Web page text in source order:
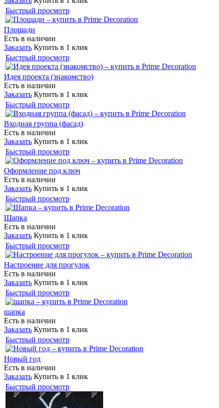
Быстрый просмотр
Площади
Есть в наличии
Заказать Купить в 1 клик
Быстрый просмотр
Идея проекта (знакомство)
Есть в наличии
Заказать Купить в 1 клик
Быстрый просмотр
Входная группа (фасад)
Есть в наличии
Заказать Купить в 1 клик
Быстрый просмотр
Оформление под ключ
Есть в наличии
Заказать Купить в 1 клик
Быстрый просмотр
Шапка
Есть в наличии
Заказать Купить в 1 клик
Быстрый просмотр
Настроение для прогулок
Есть в наличии
Заказать Купить в 1 клик
Быстрый просмотр
шапка
Есть в наличии
Заказать Купить в 1 клик
Быстрый просмотр
Новый год
Есть в наличии
Заказать Купить в 1 клик
Быстрый просмотр